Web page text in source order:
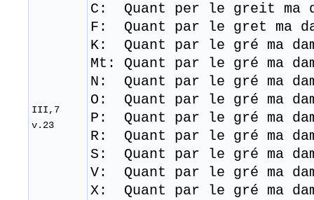
III,7
v.23
C: Quant per le greit ma
F: Quant par le gret ma
K: Quant par le gré ma
Mt: Quant par le gré ma
N: Quant par le gré ma
O: Quant par le gré ma
P: Quant par le gré ma
R: Quant par le gré ma
S: Quant par le gré ma
V: Quant par le gré ma
X: Quant par le gré ma